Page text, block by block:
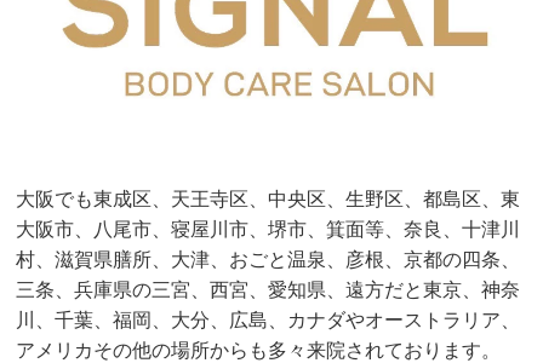
大阪でも東成区、天王寺区、中央区、生野区、都島区、東
大阪市、八尾市、寝屋川市、堺市、箕面等、奈良、十津川
村、滋賀県膳所、大津、おごと温泉、彦根、京都の四条、
三条、兵庫県の三宮、西宮、愛知県、遠方だと東京、神奈
川、千葉、福岡、大分、広島、カナダやオーストラリア、
アメリカその他の場所からも多々来院されております。